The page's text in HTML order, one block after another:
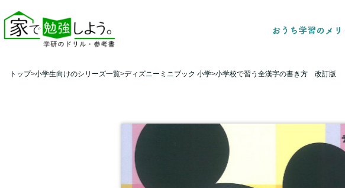
トップ 小学生向けのシリーズ一覧 ディズニーミニブック 小学 小学校で習う全漢字の書き方 改訂版